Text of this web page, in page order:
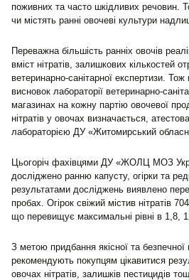
поживних та часто шкідливих речовин.
чи містять ранні овочеві культури
Переважна більшість ранніх овочів
вміст нітратів, залишкових кількостей
ветеринарно-санітарної експертизи.
висновок лабораторії ветеринарно-
магазинах на кожну партію овочевої
нітратів у овочах визначається,
лабораторією ДУ «Житомирський
Цьогоріч фахівцями ДУ «ЖОЛЦ МОЗ
досліджено ранню капусту, огірки та
результатами досліджень виявлено
пробах. Огірок свіжий містив нітратів
що перевищує максимальні рівні в 1,8,
З метою придбання якісної та
рекомендують покупцям цікавитися
овочах нітратів, залишків пестицидів